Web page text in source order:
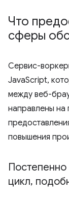
Что
сферы
Сервис-
JavaScript,
между веб-
направлены на
повышения
цикл,